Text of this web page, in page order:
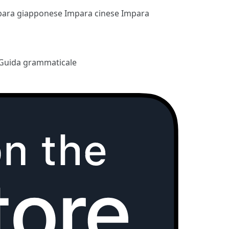
giapponeseImpara cineseImpara
grammaticale